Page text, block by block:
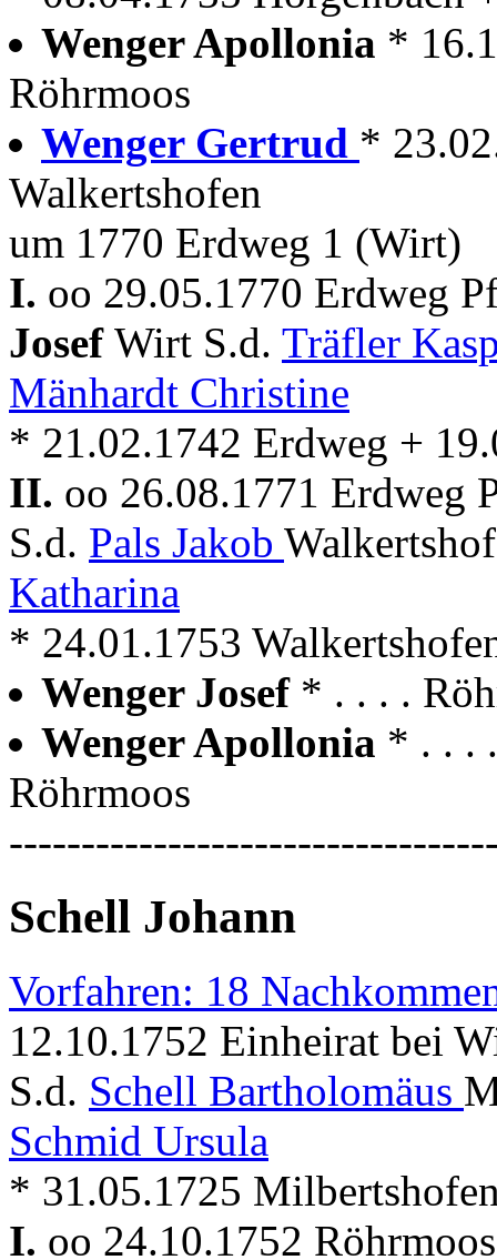
Wenger Apollonia *
Röhrmoos
Wenger Gertrud *
Walkertshofen
um 1770 Erdweg 1 (Wirt)
I. oo 29.05.1770 Erdweg
Josef Wirt S.d. Träfler
Mänhardt Christine
* 21.02.1742 Erdweg +
II. oo 26.08.1771 Erdweg
S.d. Pals Jakob
Katharina
* 24.01.1753
Wenger Josef * . . . .
Wenger Apollonia * . . .
Röhrmoos
Schell Johann
Vorfahren: 18
12.10.1752 Einheirat bei
S.d. Schell Bartholomäus
Schmid Ursula
* 31.05.1725
I. oo 24.10.1752